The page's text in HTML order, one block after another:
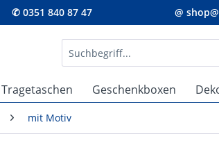
✆ 0351 840 87 47 @
Tragetaschen Geschenkboxen
mit Motiv